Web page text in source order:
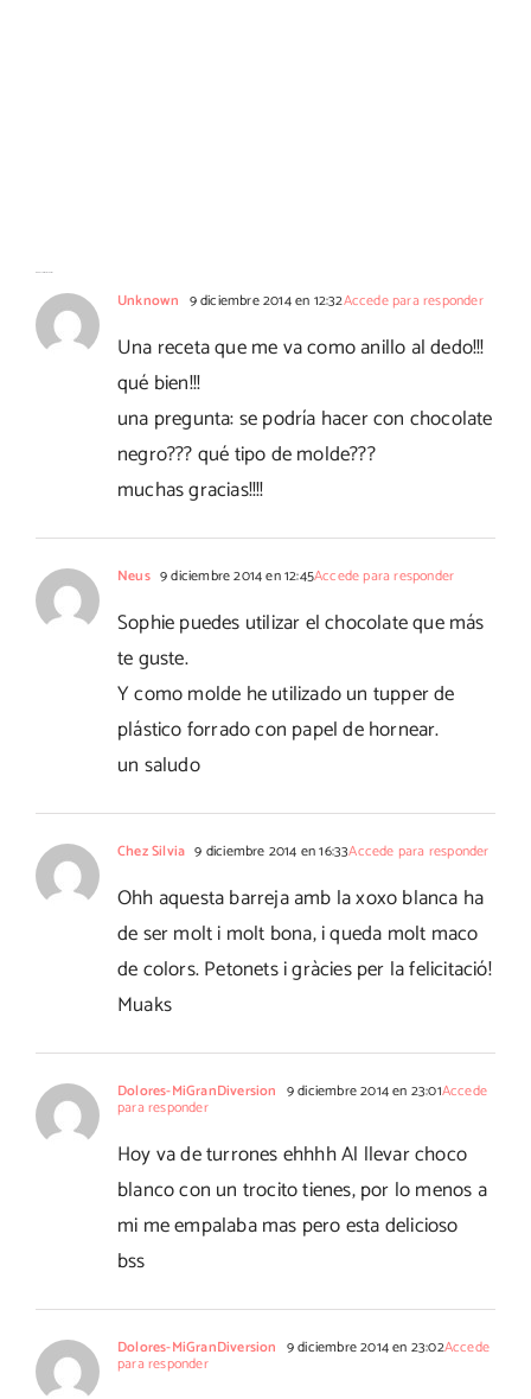
Unknown 9 diciembre 2014 en 12:32Accede para responder
Una receta que me va como anillo al dedo!!!
qué bien!!!
una pregunta: se podría hacer con chocolate
negro??? qué tipo de molde???
muchas gracias!!!!
Neus 9 diciembre 2014 en 12:45Accede para responder
Sophie puedes utilizar el chocolate que más
te guste.
Y como molde he utilizado un tupper de
plástico forrado con papel de hornear.
un saludo
Chez Silvia 9 diciembre 2014 en 16:33Accede para responder
Ohh aquesta barreja amb la xoxo blanca ha
de ser molt i molt bona, i queda molt maco
de colors. Petonets i gràcies per la felicitació!
Muaks
Dolores-MiGranDiversion 9 diciembre 2014 en 23:01Accede
para responder
Hoy va de turrones ehhhh Al llevar choco
blanco con un trocito tienes, por lo menos a
mi me empalaba mas pero esta delicioso
bss
Dolores-MiGranDiversion 9 diciembre 2014 en 23:02Accede
para responder